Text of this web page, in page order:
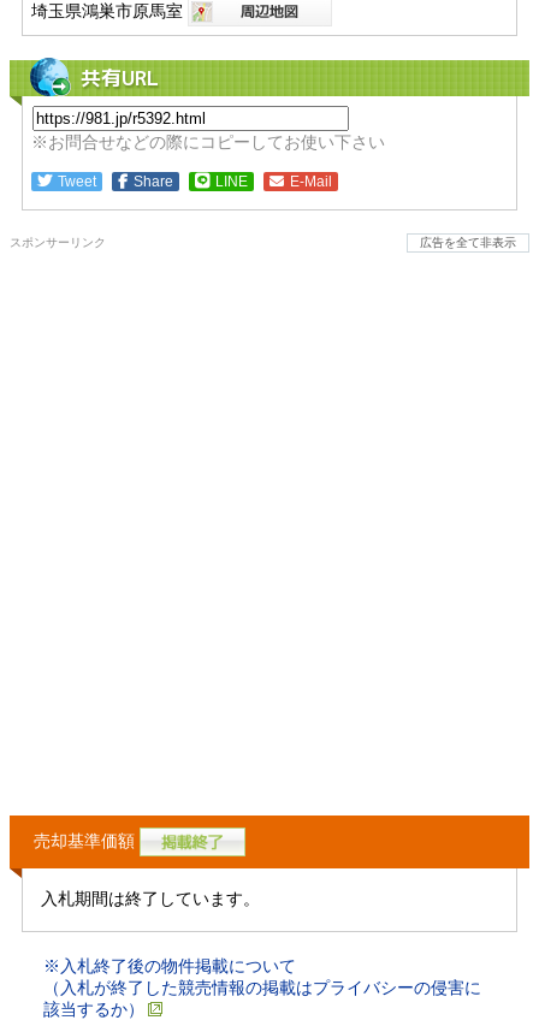
埼玉県鴻巣市原馬室
共有URL
※お問合せなどの際にコピーしてお使い下さい
Tweet Share LINE E-Mail
スポンサーリンク 広告を全て非表示
売却基準価額
入札期間は終了しています。
※入札終了後の物件掲載について
（入札が終了した競売情報の掲載はプライバシーの侵害に
該当するか）